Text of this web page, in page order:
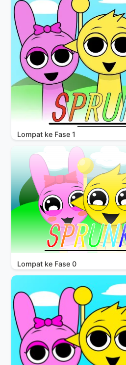
Lompat ke Fase 1
Lompat ke Fase 0